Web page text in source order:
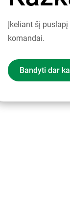
Įkeliant šį
komandai.
Bandyti dar